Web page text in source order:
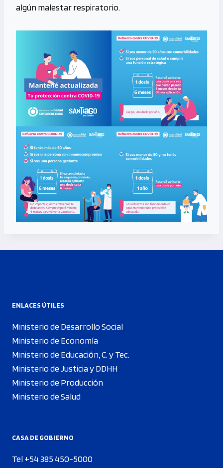
algún malestar respiratorio.
ENLACES ÚTILES
Ministerio de Desarrollo Social
Ministerio de Economía
Ministerio de Educación, C. y Tec.
Ministerio de Justicia y DDHH
Ministerio de Producción
Ministerio de Salud
CASA DE GOBIERNO
Tel +54 385 450-5000